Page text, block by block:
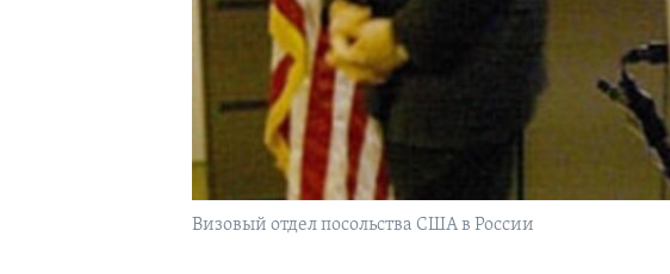
Визовый отдел посольства США в России